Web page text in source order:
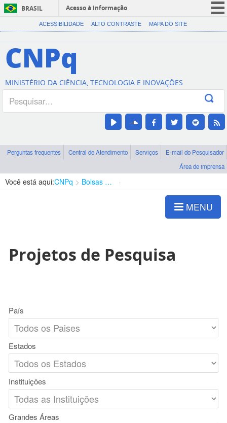
BRASIL
Acesso à informação
CORONAVÍRUS (COVID-19)
Canais
ACESSIBILIDADE ALTO CONTRASTE MAPA DO SITE
CNPq
MINISTÉRIO DA CIÊNCIA, TECNOLOGIA E INOVAÇÕES
Perguntas frequentes Central de Atendimento Serviços
E-mail do Pesquisador
Área de imprensa
Você está aqui:CNPq Bolsas e Auxílios Vigentes
MENU
Projetos de Pesquisa
País
Estados
Instituições
Grandes Áreas